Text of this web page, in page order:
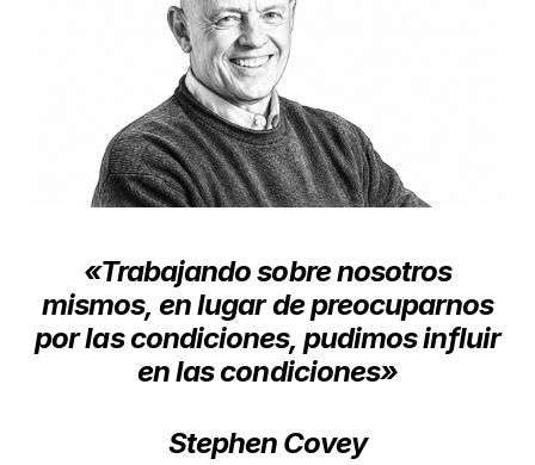
«Trabajando sobre nosotros
mismos,en lugar de preocuparnos
por las condiciones,pudimos influir
en las condiciones»
Stephen Covey